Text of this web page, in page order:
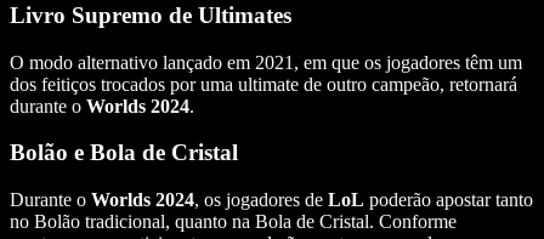
Livro Supremo de Ultimates
O modo alternativo lançado em 2021, em que os jogadores têm um
dos feitiços trocados por uma ultimate de outro campeão, retornará
durante o Worlds 2024.
Bolão e Bola de Cristal
Durante o Worlds 2024, os jogadores de LoL poderão apostar tanto
no Bolão tradicional, quanto na Bola de Cristal. Conforme